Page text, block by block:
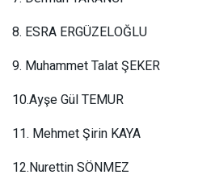
8. ESRA ERGÜZELOĞLU
9. Muhammet Talat ŞEKER
10.Ayşe Gül TEMUR
11. Mehmet Şirin KAYA
12.Nurettin SÖNMEZ